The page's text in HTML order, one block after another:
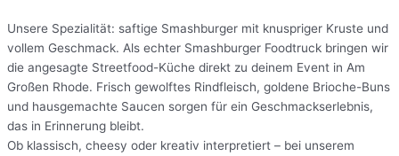
Unsere Spezialität: saftige Smashburger mit knuspriger Kruste und
vollem Geschmack. Als echter Smashburger Foodtruck bringen wir
die angesagte Streetfood-Küche direkt zu deinem Event in Am
Großen Rhode. Frisch gewolftes Rindfleisch, goldene Brioche-Buns
und hausgemachte Saucen sorgen für ein Geschmackserlebnis,
das in Erinnerung bleibt.
Ob klassisch, cheesy oder kreativ interpretiert – bei unserem